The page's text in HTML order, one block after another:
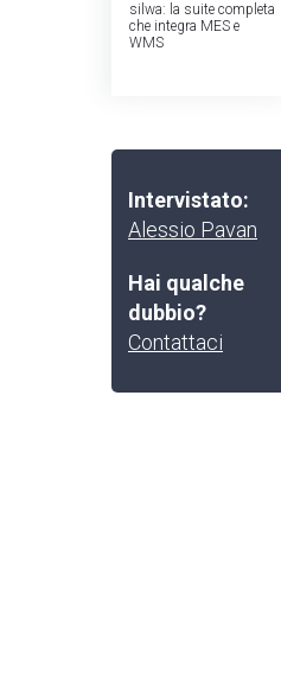
silwa: la suite completa
che integra MES e
WMS
Intervistato:
Alessio Pavan
Hai qualche
dubbio?
Contattaci